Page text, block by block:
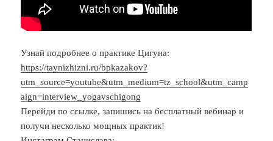
Узнай подробнее о практике Цигуна:
https://taynizhizni.ru/bpkazakov?
utm_source=youtube&utm_medium=tz_school&utm_camp
aign=interview_yogavschigong
Перейди по ссылке, запишись на бесплатный вебинар и
получи несколько мощных практик!